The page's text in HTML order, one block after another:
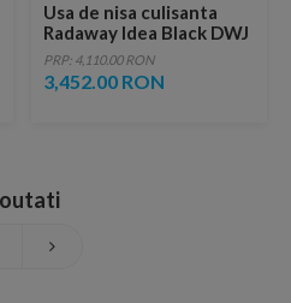
Usa de nisa culisanta
Radaway Idea Black DWJ
dreapta 140 x H200.5 cm
profil negru mat
PRP: 4,110.00 RON
3,452.00 RON